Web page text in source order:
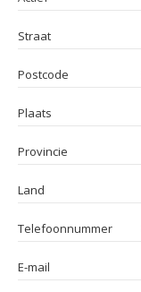
Straat
Postcode
Plaats
Provincie
Land
Telefoonnummer
E-mail